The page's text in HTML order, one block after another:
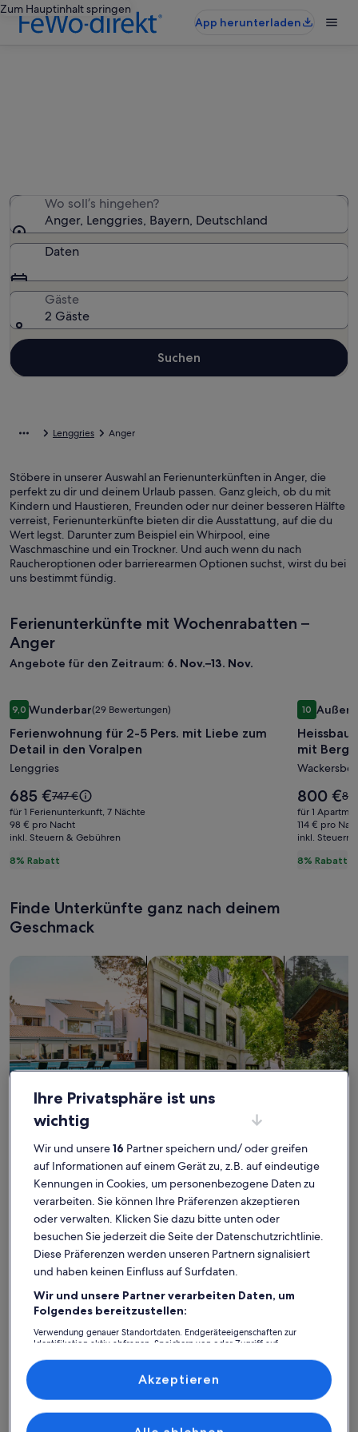
Zum Hauptinhalt springen
App herunterladen
Wo soll’s hingehen?
Anger, Lenggries, Bayern, Deutschland
Daten
Gäste
2 Gäste
Suchen
Lenggries Anger
Stöbere in unserer Auswahl an Ferienunterkünften in Anger, die
perfekt zu dir und deinem Urlaub passen. Ganz gleich, ob du mit
Kindern und Haustieren, Freunden oder nur deiner besseren Hälfte
verreist, Ferienunterkünfte bieten dir die Ausstattung, auf die du
Wert legst. Darunter zum Beispiel ein Whirpool, eine
Waschmaschine und ein Trockner. Und auch wenn du nach
Raucheroptionen oder barrierearmen Optionen suchst, wirst du bei
uns bestimmt fündig.
Ferienunterkünfte mit Wochenrabatten –
Anger
Angebote für den Zeitraum: 6. Nov.–13. Nov.
Bildergalerie
für
Ferienwohnung
für
2-
5
Pers.
mit
Liebe
zum
in
den
Voralpen
9,09,0 von 10, Wunderbar, (29 Bewertungen)
Wunderbar(29 Bewertungen)
Ferienwohnung für 2-5 Pers. mit Liebe zum
Detail in den Voralpen
Lenggries
8% Rabatt
Der
Preis
beträgt
685 €.
685 €Der
alte
Preis
war
siehe
zum
Standardpreis.
747 €
für 1 Ferienunterkunft, 7 Nächte
98 € pro Nacht
inkl. Steuern & Gebühren
Ferienwohnung für 2-5 Pers. mit Liebe zum Detail in den
für
-
FeWo
mit
-
1010 von 10,
mit
8% Rabatt
Der
Preis
beträgt
800 €.
800 €
für 1
114 € pro
inkl. Steuern
Finde Unterkünfte ganz nach deinem
Geschmack
Ferienhaus
Suche nach Ferienhäusern
Ferienwohnung/Apartment
Suche nach Ferienwohnungen oder
Suche nach
Anger: Finde deine perfekte
Unterkunft
Weitere Infos zu Urlaub-Lenggries, DE
Premium-
Weitere
Ihre Privatsphäre ist uns
wichtig
Wir und unsere16 Partner speichern und/ oder greifen
auf Informationen auf einem Gerät zu, z.B. auf eindeutige
Kennungen in Cookies, um personenbezogene Daten zu
verarbeiten. Sie können Ihre Präferenzen akzeptieren
oder verwalten. Klicken Sie dazu bitte unten oder
besuchen Sie jederzeit die Seite der Datenschutzrichtlinie.
Diese Präferenzen werden unseren Partnern signalisiert
und haben keinen Einfluss auf Surfdaten.
Wir und unsere Partner verarbeiten Daten, um
Folgendes bereitzustellen:
Verwendung genauer Standortdaten. Endgeräteeigenschaften zur
Identifikation aktiv abfragen. Speichern von oder Zugriff auf
Inhalte, Messung von Werbeleistung und der Performance von Inhalten,
Zielgruppenforschung sowie Entwicklung und Verbesserung von
Liste der Partner (Lieferanten)
Akzeptieren